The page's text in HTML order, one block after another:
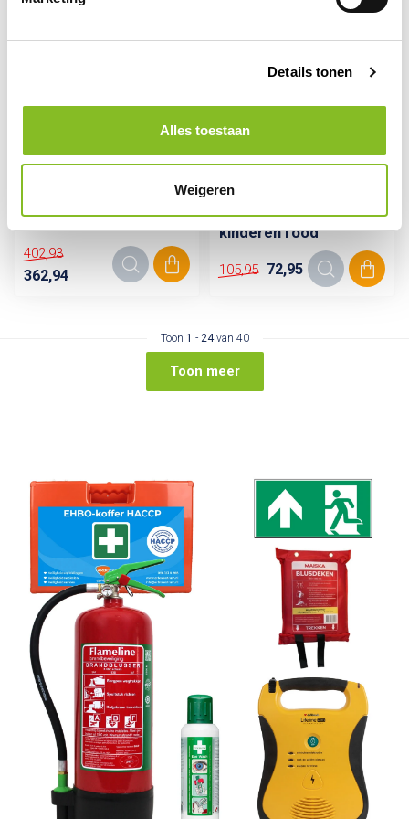
Details tonen
Alles toestaan
Weigeren
Op voorraad
402,93
362,94
Op voorraad
25-pack
veiligheidshesje
kinderen rood
105,95 72,95
Toon 1 - 24van 40
Toon meer